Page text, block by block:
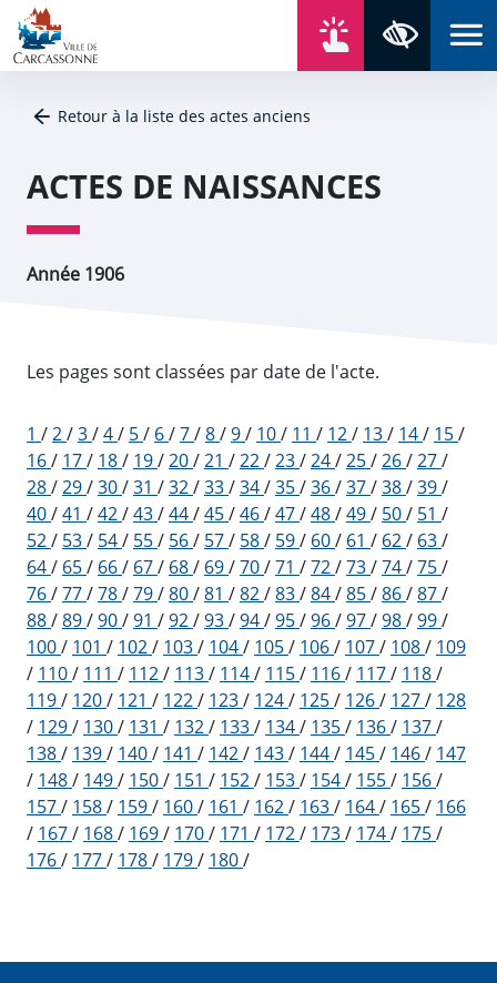
Aller au contenu
Aller au menu
Aller au plan du site
Aller à la recherche
Retour à la liste des actes anciens
ACTES DE NAISSANCES
Année 1906
Les pages sont classées par date de l'acte.
1 /2/3/4/ 5/ 6/7/8/9/ 10/ 11 / 12/ 13/ 14/ 15/
16/ 17/ 18/ 19/20/21 /22/23/24/25/26/27/
28/29/30/31 /32/33/34/35/36/37/38/39/
40/41 /42/43/44/45/46/47/48/49/ 50/ 51 /
52/ 53/ 54/ 55/ 56/ 57/ 58/ 59/ 60/ 61 / 62/ 63/
64/ 65/ 66/ 67/ 68/ 69/70/71 /72/73/74/75/
76/77/78/79/80/81 /82/83/84/85/86/87/
88/89/90/91 /92/93/94/95/96/97/98/99/
100/ 101 / 102/ 103/ 104/ 105/ 106/ 107/ 108/ 109
/ 110/ 111 / 112/ 113/ 114/ 115/ 116/ 117/ 118/
119/ 120/ 121 / 122/ 123/ 124/ 125/ 126/ 127/ 128
/ 129/ 130/ 131 / 132/ 133/ 134/ 135/ 136/ 137/
138/ 139/ 140/ 141 / 142/ 143/ 144/ 145/ 146/ 147
/ 148/ 149/ 150/ 151 / 152/ 153/ 154/ 155/ 156/
157/ 158/ 159/ 160/ 161 / 162/ 163/ 164/ 165/ 166
/ 167/ 168/ 169/ 170/ 171 / 172/ 173/ 174/ 175/
176/ 177/ 178/ 179/ 180/
Panneau de gestion des cookies